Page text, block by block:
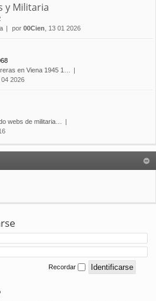
y Militaria
por 00Cien , 13 01 2026
en Viena 1945 1…
04 2026
webs de militaria…
Recordar